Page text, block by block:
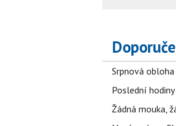
Srpnová
Poslední
Žádná mouka,